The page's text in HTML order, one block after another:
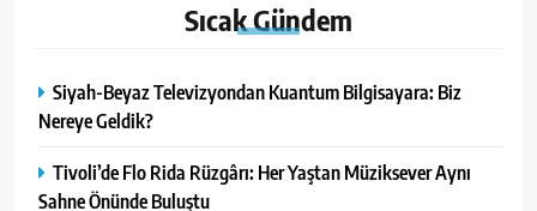
SıcakGündem
Siyah-Beyaz Televizyondan Kuantum Bilgisayara: Biz
Nereye Geldik?
Tivoli’de Flo Rida Rüzgârı: Her Yaştan Müziksever Aynı
Sahne Önünde Buluştu